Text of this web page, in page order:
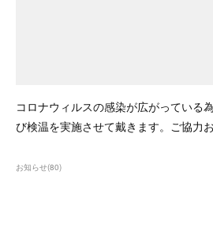
コロナウィルスの感染が広がっている
び検温を実施させて戴きます。ご協力
お知らせ(80)